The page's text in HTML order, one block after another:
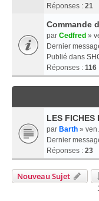
Réponses : 21
Commande
par Cedfred »
Dernier
Publié dans
Réponses : 116
LES FICHES
par Barth »
Dernier
Réponses : 23
Nouveau Sujet